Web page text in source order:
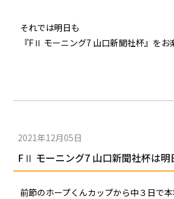
それでは明日も
『FⅡ モーニング7 山口新聞社杯』をお
2021年12月05日
FⅡ モーニング7 山口新聞社杯は明
前節のホープくんカップから中３日で